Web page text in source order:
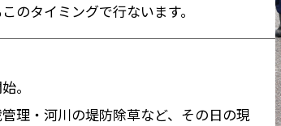
のタイミングで行ないます。
。
理・河川の堤防除草など、その日の現